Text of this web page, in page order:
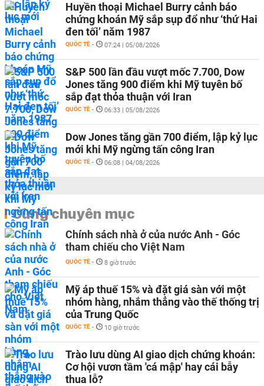
Huyền thoại Michael Burry cảnh báo
chứng khoán Mỹ sắp sụp đổ như ‘thứ Hai
đen tối’ năm 1987
QUỐC TẾ - 07:24 | 05/08/2026
S&P 500 lần đầu vượt mốc 7.700, Dow
Jones tăng 900 điểm khi Mỹ tuyên bố
sắp đạt thỏa thuận với Iran
QUỐC TẾ - 06:33 | 05/08/2026
Dow Jones tăng gần 700 điểm, lập kỷ lục
mới khi Mỹ ngừng tấn công Iran
QUỐC TẾ - 06:08 | 04/08/2026
Cùng chuyên mục
Chính sách nhà ở của nước Anh - Góc
tham chiếu cho Việt Nam
QUỐC TẾ - 8 giờ trước
Mỹ áp thuế 15% và đặt giá sàn với một
nhóm hàng, nhắm thẳng vào thế thống trị
của Trung Quốc
QUỐC TẾ - 10 giờ trước
Trào lưu dùng AI giao dịch chứng khoán:
Cơ hội vươn tầm 'cá mập' hay cái bẫy
thua lỗ?